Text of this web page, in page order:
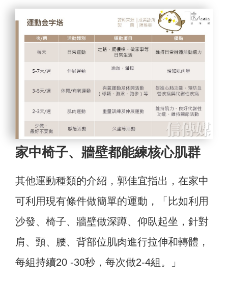
家中椅子、牆壁都能練核心肌群
其他運動種類的介紹，郭佳宜指出，在家中
可利用現有條件做簡單的運動，「比如利用
沙發、椅子、牆壁做深蹲、仰臥起坐，針對
肩、頸、腰、背部位肌肉進行拉伸和轉體，
每組持續20 -30秒，每次做2-4組。」